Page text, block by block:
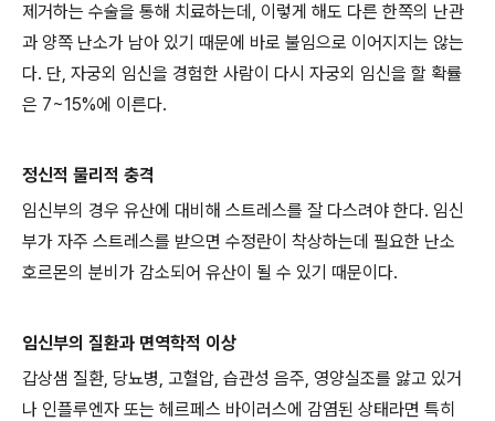
제거하는 수술을 통해 치료하는데, 이렇게 해도 다른 한쪽의 난관
과 양쪽 난소가 남아 있기 때문에 바로 불임으로 이어지지는 않는
다. 단, 자궁외 임신을 경험한 사람이 다시 자궁외 임신을 할 확률
은 7~15%에 이른다.
정신적 물리적 충격
임신부의 경우 유산에 대비해 스트레스를 잘 다스려야 한다. 임신
부가 자주 스트레스를 받으면 수정란이 착상하는데 필요한 난소
호르몬의 분비가 감소되어 유산이 될 수 있기 때문이다.
임신부의 질환과 면역학적 이상
갑상샘 질환, 당뇨병, 고혈압, 습관성 음주, 영양실조를 앓고 있거
나 인플루엔자 또는 헤르페스 바이러스에 감염된 상태라면 특히